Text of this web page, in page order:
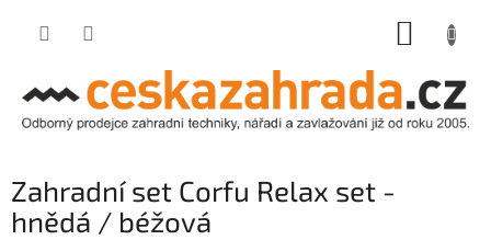
Zahradní set Corfu Relax set -
hnědá / béžová